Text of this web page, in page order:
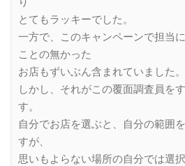
とてもラッキーでした。
一方で、このキャンペーンで担当
ことの無かった
お店もずいぶん含まれていました。
しかし、それがこの覆面調査員を
す。
自分でお店を選ぶと、自分の範囲
すが、
思いもよらない場所の自分では選